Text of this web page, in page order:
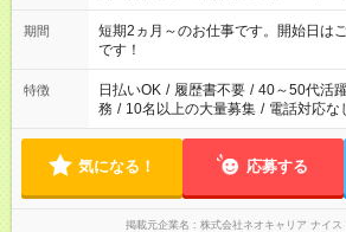
庭の都合でお休みが必要な場合も遠慮
週最低15時間以上の勤務が必要です
期間
短期2ヵ月～のお仕事です。開始日
です！
特徴 日払いOK / 履歴書不要 / 40～50代活
務 / 10名以上の大量募集 / 電話対応な
気になる！ 応募する
掲載元企業名 株式会社ネオキャリア ナイス